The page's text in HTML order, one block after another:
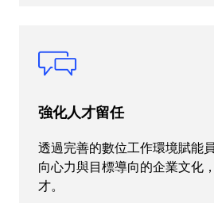
強化人才留任
透過完善的數位工作環境賦能
向心力與目標導向的企業文化
才。